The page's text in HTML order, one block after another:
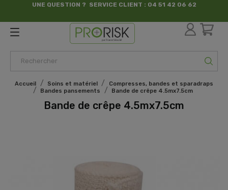
UNE QUESTION ? SERVICE CLIENT : 04 51 42 06 62
par France Sécurité
Accueil Soins et matériel
Compresses, bandes et sparadraps
Bandes pansements
Bande de crêpe 4.5mx7.5cm
Bande de crêpe 4.5mx7.5cm